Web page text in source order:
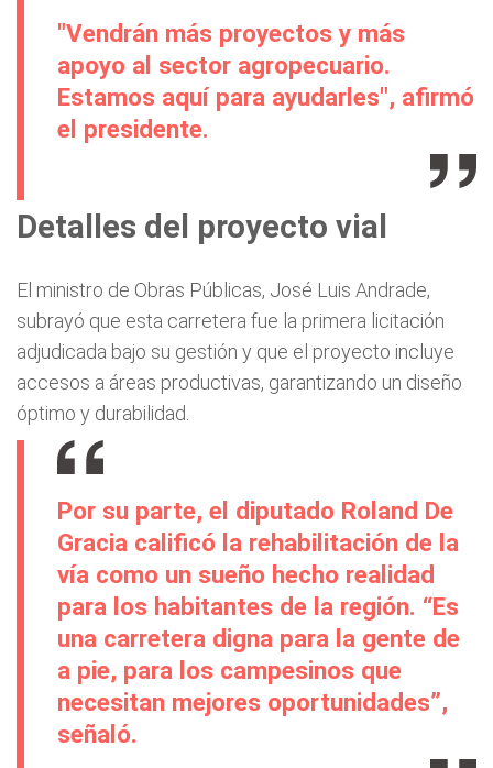
"Vendrán más proyectos y más
apoyo al sector agropecuario.
Estamos aquí para ayudarles", afirmó
el presidente.
Detalles del proyecto vial
El ministro de Obras Públicas, José Luis Andrade,
subrayó que esta carretera fue la primera licitación
adjudicada bajo su gestión y que el proyecto incluye
accesos a áreas productivas, garantizando un diseño
óptimo y durabilidad.
Por su parte, el diputado Roland De
Gracia calificó la rehabilitación de la
vía como un sueño hecho realidad
para los habitantes de la región. “Es
una carretera digna para la gente de
a pie, para los campesinos que
necesitan mejores oportunidades”,
señaló.